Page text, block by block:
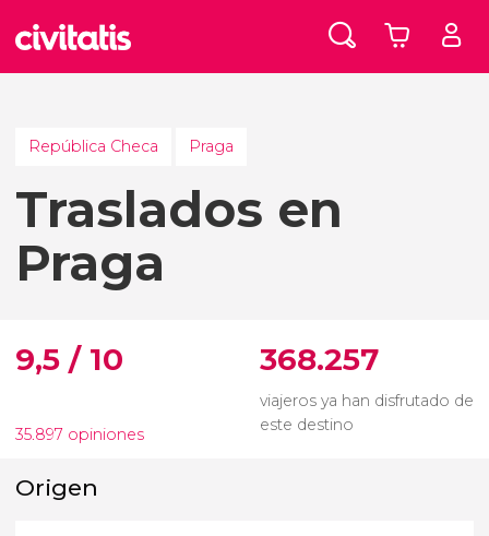
República Checa Praga
Traslados en
Praga
9,5 / 10
35.897 opiniones
368.257
viajeros ya han disfrutado de
este destino
Origen